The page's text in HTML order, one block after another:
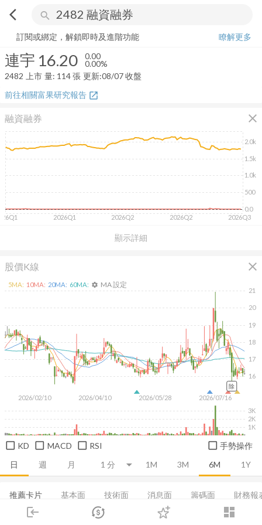
arrow_back_ios search
login dashboard
市場 登入
連宇 16.200.00%
訂閱或綁定，解鎖即時及進階功能
瞭解更多
連宇 16.20 0.00
0.00%
2482
上市 量: 114張 更新:08/07 收盤
前往相關富果研究報告 open_in_new
融資融券 close
顯示詳細
2026Q1 2026Q2 2026Q2 2026Q3
0.0
500
1.0k
1.5k
2.0k
股價K線 close
日 週 月 1M 3M 6M 1Y
2026/02/10 2026/04/10 2026/05/28 2026/07/16
16
17
18
19
20
21
1K
2K
3K
5MA: 10MA: 20MA: 60MA: settings MA 設定
除
KD MACD RSI 手勢操作
推薦卡片 基本面 技術面 消息面 籌碼面 財務報
集保分布 基本概況